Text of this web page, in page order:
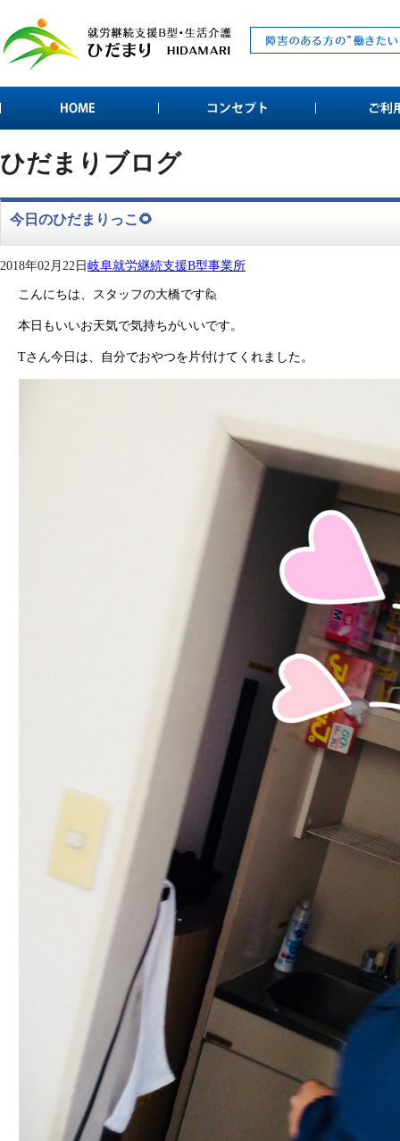
ひだまりブログ
今日のひだまりっこ🌻
2018年02月22日岐阜就労継続支援B型事業所
こんにちは、スタッフの大橋です🙋
本日もいいお天気で気持ちがいいです。
Tさん今日は、自分でおやつを片付けてくれました。